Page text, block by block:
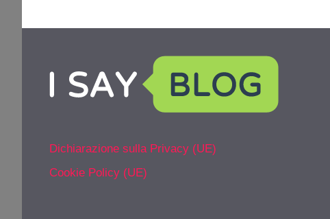
Dichiarazione sulla Privacy (UE)
Cookie Policy (UE)